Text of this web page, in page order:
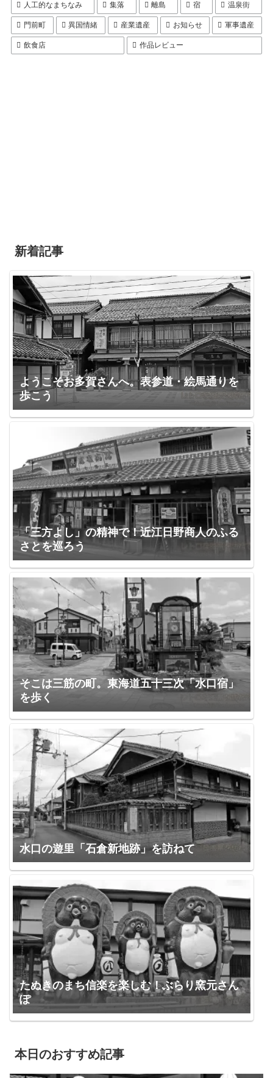
人工的なまちなみ 集落 離島 宿 温泉街
門前町 異国情緒 産業遺産 お知らせ 軍事遺産
飲食店 作品レビュー
新着記事
ようこそお多賀さんへ。表参道・絵馬通りを
歩こう
「三方よし」の精神で！近江日野商人のふる
さとを巡ろう
そこは三筋の町。東海道五十三次「水口宿」
を歩く
水口の遊里「石倉新地跡」を訪ねて
たぬきのまち信楽を楽しむ！ぶらり窯元さん
ぽ
本日のおすすめ記事